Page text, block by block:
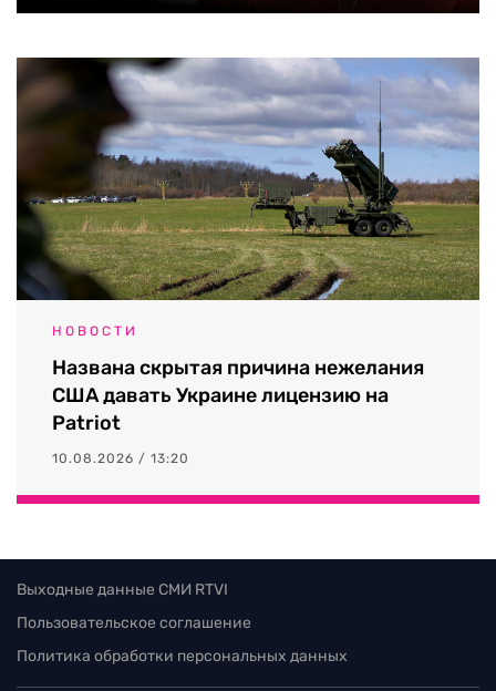
НОВОСТИ
Названа скрытая причина нежелания
США давать Украине лицензию на
Patriot
10.08.2026 / 13:20
Выходные данные СМИ RTVI
Пользовательское соглашение
Политика обработки персональных данных